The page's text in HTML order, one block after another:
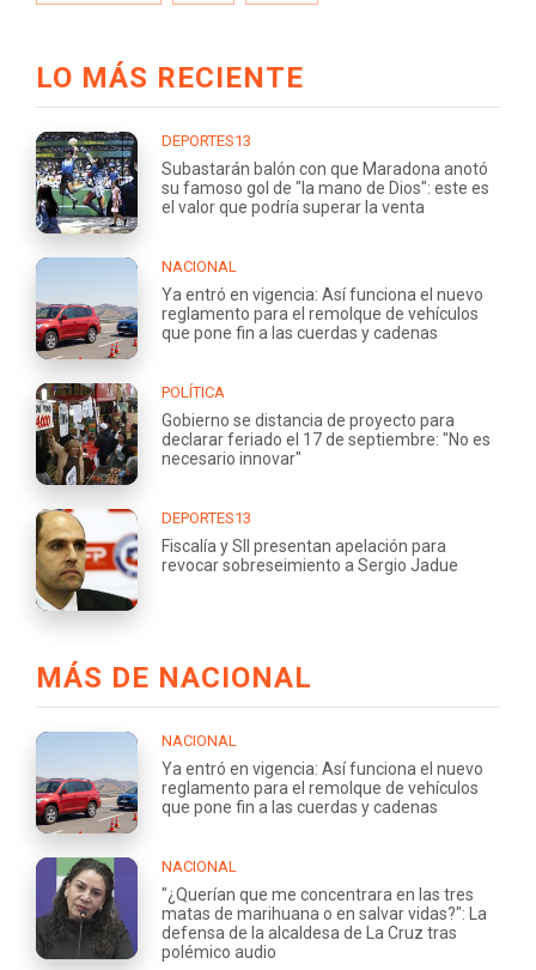
LO MÁS RECIENTE
DEPORTES13
Subastarán balón con que Maradona anotó
su famoso gol de "la mano de Dios": este es
el valor que podría superar la venta
NACIONAL
Ya entró en vigencia: Así funciona el nuevo
reglamento para el remolque de vehículos
que pone fin a las cuerdas y cadenas
POLÍTICA
Gobierno se distancia de proyecto para
declarar feriado el 17 de septiembre: "No es
necesario innovar"
DEPORTES13
Fiscalía y SII presentan apelación para
revocar sobreseimiento a Sergio Jadue
MÁS DE NACIONAL
NACIONAL
Ya entró en vigencia: Así funciona el nuevo
reglamento para el remolque de vehículos
que pone fin a las cuerdas y cadenas
NACIONAL
"¿Querían que me concentrara en las tres
matas de marihuana o en salvar vidas?": La
defensa de la alcaldesa de La Cruz tras
polémico audio